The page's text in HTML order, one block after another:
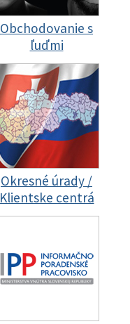
Obchodovanie s
ľuďmi
Okresné úrady /
Klientske centrá